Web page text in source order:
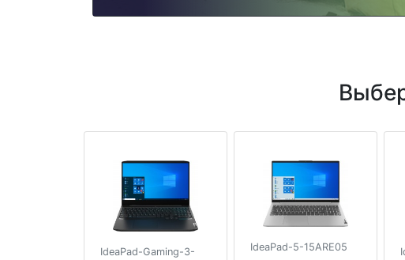
IdeaPad-Gaming-3-
IdeaPad-5-15ARE05